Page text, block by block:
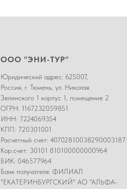
ООО "ЭНИ-ТУР"
Юридический адрес: 625007,
Россия, г. Тюмень, ул. Николая
Зелинского 1 корпус 1, помещение 2
ОГРН: 1167232059851
ИНН: 7224069354
КПП: 720301001
Расчетный счет: 40702810038290003187
Кор.счет: 30101 810100000000964
БИК: 046577964
Банк получателя: ФИЛИАЛ
"ЕКАТЕРИНБУРГСКИЙ" АО "АЛЬФА-